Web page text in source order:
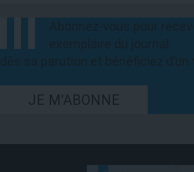
JE M'ABONNE